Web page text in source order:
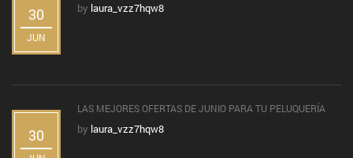
30
JUN
by laura_vzz7hqw8
30
LAS MEJORES OFERTAS DE JUNIO PARA TU PELUQUERÍA
by laura_vzz7hqw8